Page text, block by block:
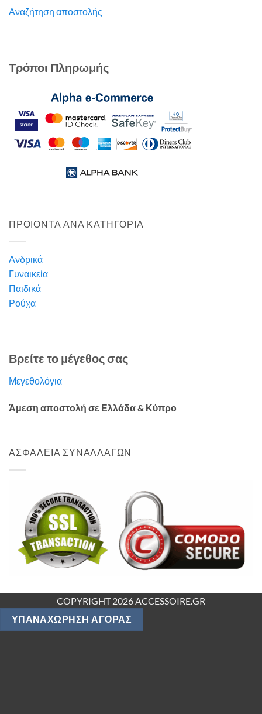
Αναζήτηση αποστολής
Τρόποι Πληρωμής
ΠΡΟΙΟΝΤΑ ΑΝΑ ΚΑΤΗΓΟΡΙΑ
Ανδρικά
Γυναικεία
Παιδικά
Ρούχα
Βρείτε το μέγεθος σας
Μεγεθολόγια
Άμεση αποστολή σε Ελλάδα & Κύπρο
ΑΣΦΑΛΕΙΑ ΣΥΝΑΛΛΑΓΩΝ
COPYRIGHT 2026 ACCESSOIRE.GR
ΥΠΑΝΑΧΏΡΗΣΗ ΑΓΟΡΆΣ